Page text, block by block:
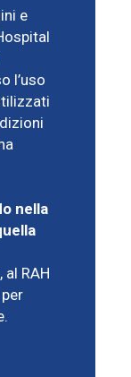
e
l’uso
nella
RAH